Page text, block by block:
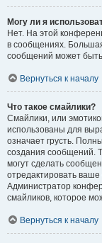
Могу ли я
Нет. На этой
в сообщениях.
сообщений может
Вернуться к началу
Что такое смайлики?
Смайлики, или
использованы для
означает грусть.
создания сообщений.
могут сделать
отредактировать
Администратор
смайликов, которое
Вернуться к началу